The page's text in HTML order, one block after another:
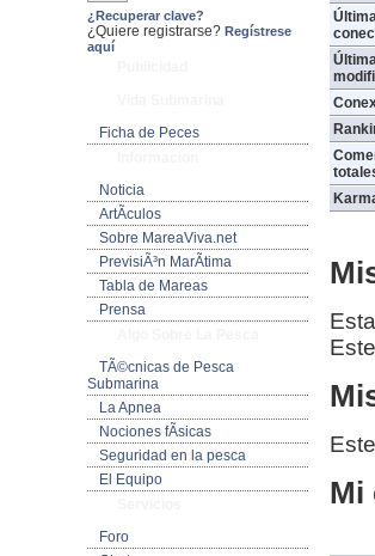
¿Recuperar clave?
¿Quiere registrarse? Regístrese
aquí
Ficha de Peces
Noticia
ArtÃ­culos
Sobre MareaViva.net
PrevisiÃ³n MarÃ­tima
Tabla de Mareas
Prensa
TÃ©cnicas de Pesca
Submarina
La Apnea
Nociones fÃ­sicas
Seguridad en la pesca
El Equipo
Foro
Mi